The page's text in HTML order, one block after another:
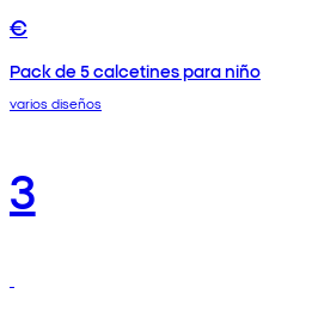
€
Pack de 5 calcetines para niño
varios diseños
3